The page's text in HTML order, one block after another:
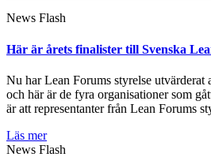
News Flash
Här är årets finalister till Svenska
Nu har Lean Forums styrelse utvärderat
och här är de fyra organisationer som
är att representanter från Lean Forums
Läs mer
News Flash